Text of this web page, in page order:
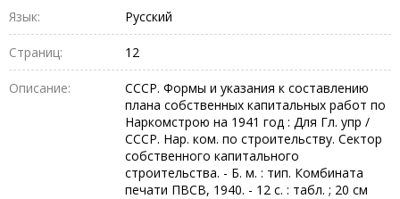
Язык: Русский
Страниц: 12
Описание:
СССР. Формы и указания к составлению
плана собственных капитальных работ по
Наркомстрою на 1941 год : Для Гл. упр /
СССР. Нар. ком. по строительству. Сектор
собственного капитального
строительства. - Б. м. : тип. Комбината
печати ПВСВ, 1940. - 12 с. : табл. ; 20 см